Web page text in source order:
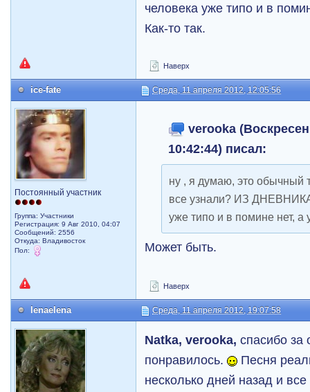
человека уже типо и в
Как-то так.
Наверх
ice-fate Среда, 11 апреля 2012, 12:05:56
Постоянный участник
Группа: Участники
Регистрация: 9 Авг 2010, 04:07
Сообщений: 2556
Откуда: Владивосток
Пол:
verooka
10:42:44) писал:
ну , я думаю, это обычный
все узнали? ИЗ
уже типо и в помине нет, а
Может быть.
Наверх
lenaelena Среда, 11 апреля 2012, 19:07:58
Natka, verooka, спасибо
понравилось.
Песня
несколько дней назад и